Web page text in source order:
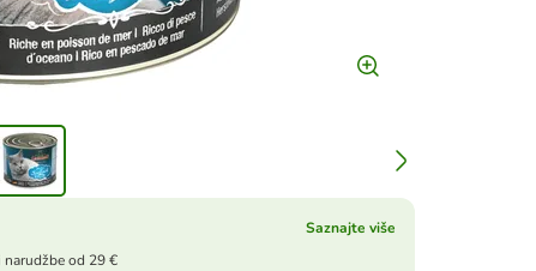
Saznajte više
od 29 €